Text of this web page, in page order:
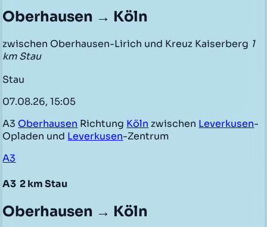
Oberhausen → Köln
zwischen Oberhausen-Lirich und Kreuz Kaiserberg 1
km Stau
Stau
07.08.26, 15:05
A3 Oberhausen Richtung Köln zwischen Leverkusen-
Opladen und Leverkusen-Zentrum
A3
A3 2 km Stau
Oberhausen → Köln